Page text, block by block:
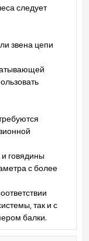
следует
звена цепи
говядины
с более
так и с
балки.